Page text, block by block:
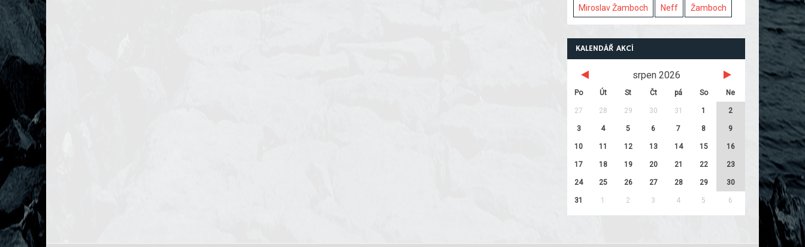
Miroslav Žamboch Neff Žamboch
KALENDÁŘ AKCÍ
srpen 2026
Po Út St Čt pá So Ne
27 28 29 30 31 1 2
3 4 5 6 7 8 9
10 11 12 13 14 15 16
17 18 19 20 21 22 23
24 25 26 27 28 29 30
31 1 2 3 4 5 6